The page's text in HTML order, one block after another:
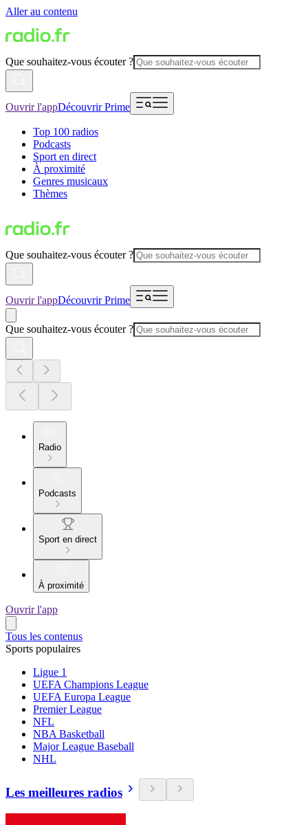
Aller au contenu
Que souhaitez-vous écouter ?
Ouvrir l'appDécouvrir Prime
Top 100 radios
Podcasts
Sport en direct
À proximité
Genres musicaux
Thèmes
Que souhaitez-vous écouter ?
Ouvrir l'appDécouvrir Prime
Que souhaitez-vous écouter ?
Radio
Podcasts
Sport en direct
À proximité
Ouvrir l'app
Tous les contenus
Sports populaires
Ligue 1
UEFA Champions League
UEFA Europa League
Premier League
NFL
NBA Basketball
Major League Baseball
NHL
Les meilleures radios